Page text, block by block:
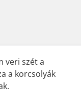
veri szét a
a korcsolyák